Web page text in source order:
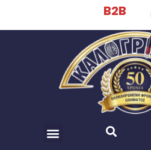
B2B